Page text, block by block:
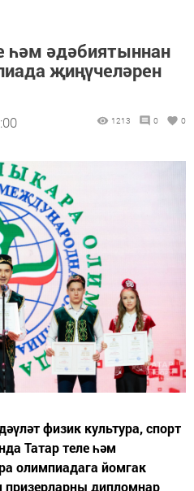
һәм әдәбиятыннан
җиңүчеләрен
1213 0 0
физик культура, спорт
Татар теле һәм
олимпиадага йомгак
дипломнар